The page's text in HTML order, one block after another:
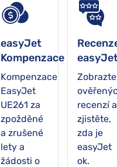
easyJet
Kompenzace
Kompenzace
EasyJet
UE261 za
zpožděné
a zrušené
lety a
žádosti o
Zobrazte
recenzí a
zjistěte,
zda je
easyJet
ok.